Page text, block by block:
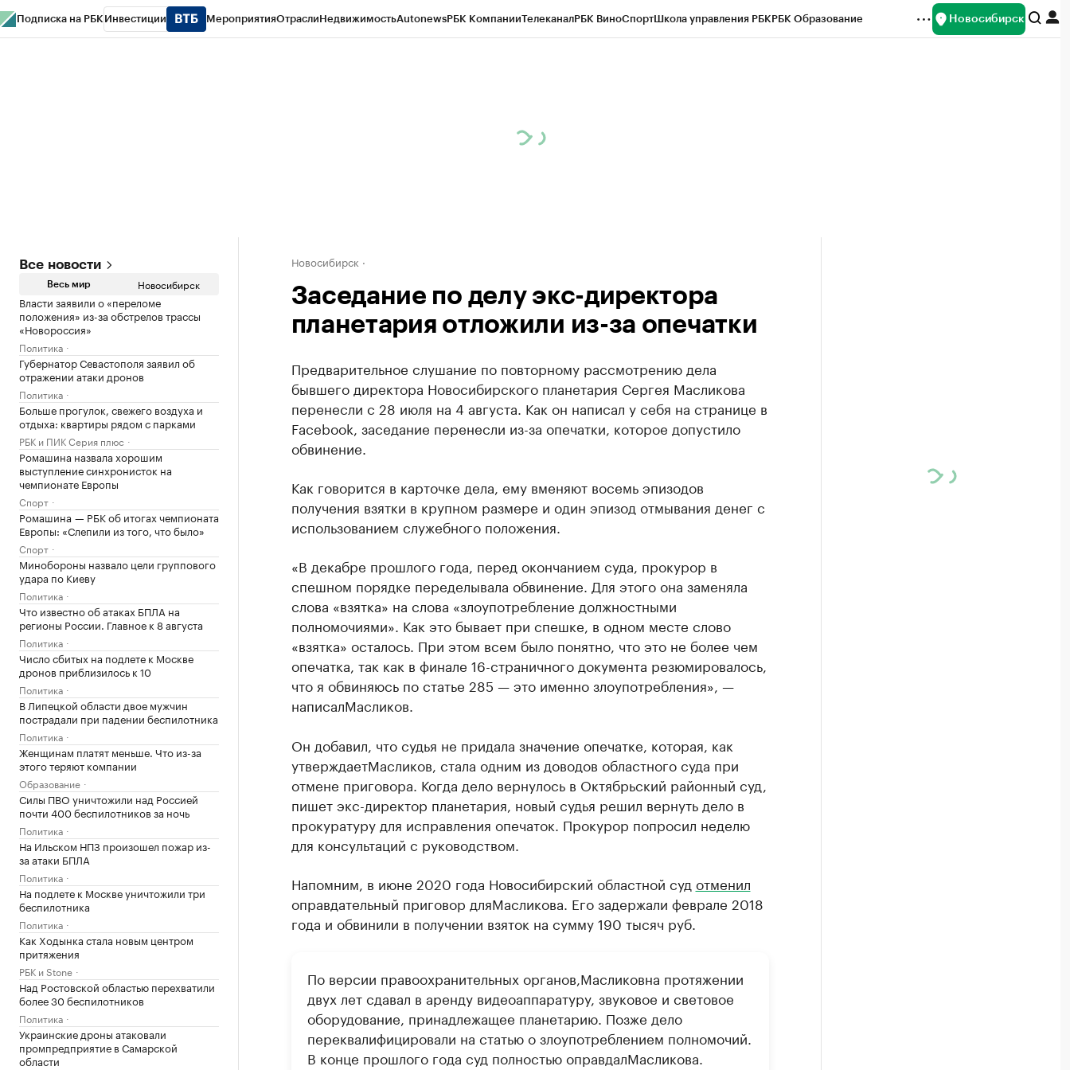
Подписка на РБК Инвестиции МероприятияОтраслиНедвижимостьAutonewsРБК КомпанииТелеканалРБК ВиноСпортШкола управления РБКРБК Образование Новосибирск
Все новости
Весь мир Новосибирск
Власти заявили о «переломе
положения» из-за обстрелов трассы
«Новороссия»
Политика
Губернатор Севастополя заявил об
отражении атаки дронов
Политика
Больше прогулок, свежего воздуха и
отдыха: квартиры рядом с парками
РБК и ПИК Серия плюс
Ромашина назвала хорошим
выступление синхронисток на
чемпионате Европы
Спорт
Ромашина — РБК об итогах чемпионата
Европы: «Слепили из того, что было»
Спорт
Минобороны назвало цели группового
удара по Киеву
Политика
Что известно об атаках БПЛА на
регионы России. Главное к 8 августа
Политика
Число сбитых на подлете к Москве
дронов приблизилось к 10
Политика
В Липецкой области двое мужчин
пострадали при падении беспилотника
Политика
Женщинам платят меньше. Что из-за
этого теряют компании
Образование
Силы ПВО уничтожили над Россией
почти 400 беспилотников за ночь
Политика
На Ильском НПЗ произошел пожар из-
за атаки БПЛА
Политика
На подлете к Москве уничтожили три
беспилотника
Политика
Как Ходынка стала новым центром
притяжения
РБК и Stone
Над Ростовской областью перехватили
более 30 беспилотников
Политика
Украинские дроны атаковали
промпредприятие в Самарской
области
Новосибирск
Заседание по делу экс-директора
планетария отложили из-за опечатки
Предварительное слушание по повторному рассмотрению дела
бывшего директора Новосибирского планетария Сергея Масликова
перенесли с 28 июля на 4 августа. Как он написал у себя на странице в
Facebook, заседание перенесли из-за опечатки, которое допустило
обвинение.
Как говорится в карточке дела, ему вменяют восемь эпизодов
получения взятки в крупном размере и один эпизод отмывания денег с
использованием служебного положения.
«В декабре прошлого года, перед окончанием суда, прокурор в
спешном порядке переделывала обвинение. Для этого она заменяла
слова «взятка» на слова «злоупотребление должностными
полномочиями». Как это бывает при спешке, в одном месте слово
«взятка» осталось. При этом всем было понятно, что это не более чем
опечатка, так как в финале 16-страничного документа резюмировалось,
что я обвиняюсь по статье 285 — это именно злоупотребления», —
написалМасликов
Он добавил, что судья не придала значение опечатке, которая, как
утверждаетМасликов , стала одним из доводов областного суда при
отмене приговора. Когда дело вернулось в Октябрьский районный суд,
пишет экс-директор планетария, новый судья решил вернуть дело в
прокуратуру для исправления опечаток. Прокурор попросил неделю
для консультаций с руководством.
Напомним, в июне 2020 года Новосибирский областной суд отменил
оправдательный приговор дляМасликова . Его задержали феврале 2018
года и обвинили в получении взяток на сумму 190 тысяч руб.
По версии правоохранительных органов, Масликовна протяжении
двух лет сдавал в аренду видеоаппаратуру, звуковое и световое
оборудование, принадлежащее планетарию. Позже дело
переквалифицировали на статью о злоупотреблением полномочий.
В конце прошлого года суд полностью оправдалМасликова